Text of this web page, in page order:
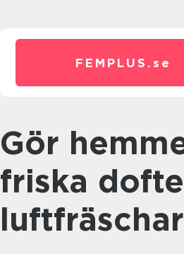
FEMPLUS. se
Gör hemmet mer trivsamt med
friska